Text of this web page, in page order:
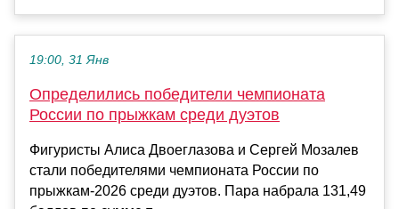
19:00, 31 Янв
Определились победители чемпионата
России по прыжкам среди дуэтов
Фигуристы Алиса Двоеглазова и Сергей Мозалев
стали победителями чемпионата России по
прыжкам-2026 среди дуэтов. Пара набрала 131,49